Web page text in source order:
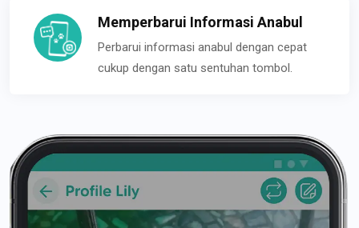
Memperbarui Informasi Anabul
Perbarui informasi anabul dengan cepat
cukup dengan satu sentuhan tombol.